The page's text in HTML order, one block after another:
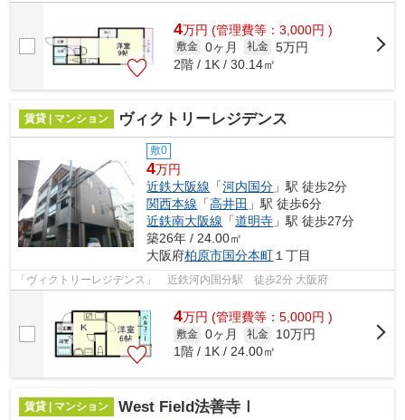
4万円 (管理費等：3,000円 )
敷金 0ヶ月 礼金 5万円
2階 / 1K / 30.14㎡
賃貸 | マンション ヴィクトリーレジデンス
敷0
4万円
近鉄大阪線 「河内国分 」駅 徒歩2分
関西本線 「高井田 」駅 徒歩6分
近鉄南大阪線 「道明寺 」駅 徒歩27分
築26年 / 24.00㎡
大阪府柏原市国分本町 １丁目
「ヴィクトリーレジデンス」 近鉄河内国分駅 徒歩2分 大阪府
4万円 (管理費等：5,000円 )
敷金 0ヶ月 礼金
10万円
1階 / 1K / 24.00㎡
賃貸 | マンション West Field法善寺Ⅰ